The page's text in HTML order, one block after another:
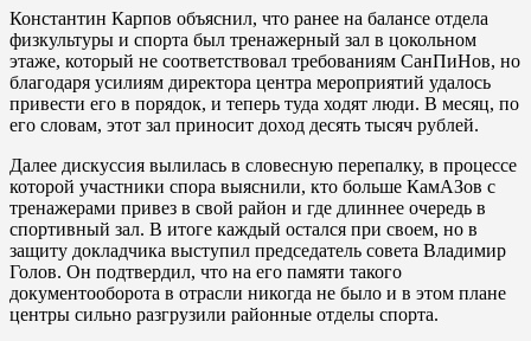
Константин Карпов объяснил, что ранее на балансе отдела
физкультуры и спорта был тренажерный зал в цокольном
этаже, который не соответствовал требованиям СанПиНов, но
благодаря усилиям директора центра мероприятий удалось
привести его в порядок, и теперь туда ходят люди. В месяц, по
его словам, этот зал приносит доход десять тысяч рублей.
Далее дискуссия вылилась в словесную перепалку, в процессе
которой участники спора выяснили, кто больше КамАЗов с
тренажерами привез в свой район и где длиннее очередь в
спортивный зал. В итоге каждый остался при своем, но в
защиту докладчика выступил председатель совета Владимир
Голов. Он подтвердил, что на его памяти такого
документооборота в отрасли никогда не было и в этом плане
центры сильно разгрузили районные отделы спорта.